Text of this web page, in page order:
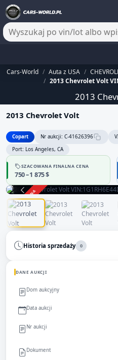
Cars-World / Auta z USA /
/ 2013 Chevrolet Volt
2013
2013 Chevrolet Volt
Copart Nr aukcji: C-41626396
Port: Los Angeles, CA
SZACOWANA FINALNA CENA
750 – 1 875 $
ZAKOŃCZONA
Historia sprzedaży 0
DANE AUKCJI
Dom aukcyjny
Data aukcji
Nr aukcji
Dokument